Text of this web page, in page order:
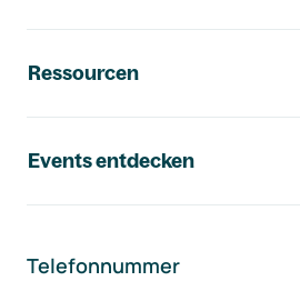
Ressourcen
Events entdecken
Telefonnummer